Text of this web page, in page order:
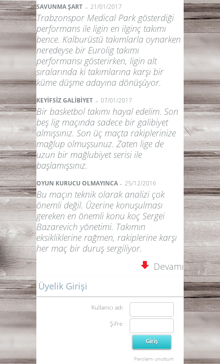
SAVUNMA ŞART - 21/01/2017
Trabzonspor Medical Park gösterdiği
performans ile ligin en ilginç takımı
bence. Kalburüstü takımlarla oynarken
neredeyse bir Eurolig takımı
performansı gösterirken, ligin alt
sıralarında ki takımlarına karşı bir
küme düşme adayına dönüşüyor.
KEYİFSİZ GALİBİYET - 07/01/2017
Bir basketbol takımı hayal edelim. Son
beş lig maçında sadece bir galibiyet
almışsınız. Son üç maçta rakiplerinize
mağlup olmuşsunuz. Zaten lige de
uzun bir mağlubiyet serisi ile
başlamışsınız.
OYUN KURUCU OLMAYINCA - 25/12/2016
Bu maçın teknik olarak analizi çok
önemli değil. Üzerine konuşulması
gereken en önemli konu koç Sergei
Bazarevich yönetimi. Takımın
eksikliklerine rağmen, rakiplerine karşı
her maç bir duruş sergiliyor.
Devamı
Üyelik Girişi
Kullanıcı adı
Şifre
Parolamı unuttum